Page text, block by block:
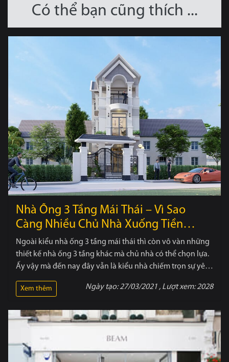
Có thể bạn cũng thích ...
Nhà Ống 3 Tầng Mái Thái – Vì Sao
Càng Nhiều Chủ Nhà Xuống Tiền
Không Mỏi Tay
Ngoài kiểu nhà ống 3 tầng mái thái thì còn vô vàn những
thiết kế nhà ống 3 tầng khác mà chủ nhà có thể chọn lựa.
Ấy vậy mà đến nay đây vẫn là kiểu nhà chiếm trọn sự yêu
Xem thêm Ngày tạo:27/03/2021 , Lượt xem:2028